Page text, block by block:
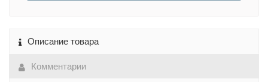
Описание товара
Комментарии